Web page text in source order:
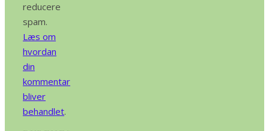
reducere
spam.
Læs om
hvordan
din
kommentar
bliver
behandlet.